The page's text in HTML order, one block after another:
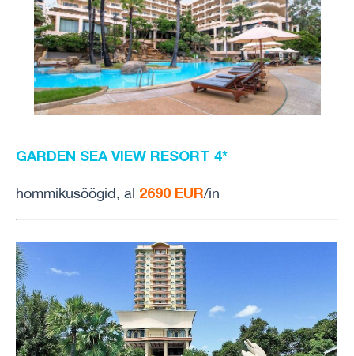
GARDEN SEA VIEW RESORT 4*
hommikusöögid, al 2690 EUR/in